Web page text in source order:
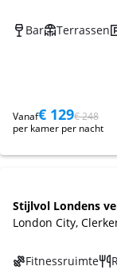
Bar Terrassen
Vanaf€ 129€ 248
per kamer per nacht
Stijlvol Londens
London City,
Fitnessruimte